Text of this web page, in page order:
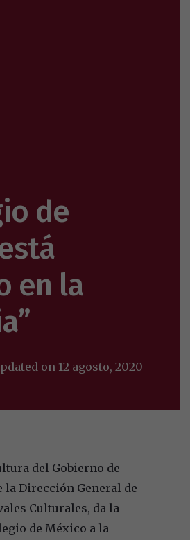
de
en la
on 12 agosto, 2020
del Gobierno de
la Dirección General de
Culturales, da la
de México a la